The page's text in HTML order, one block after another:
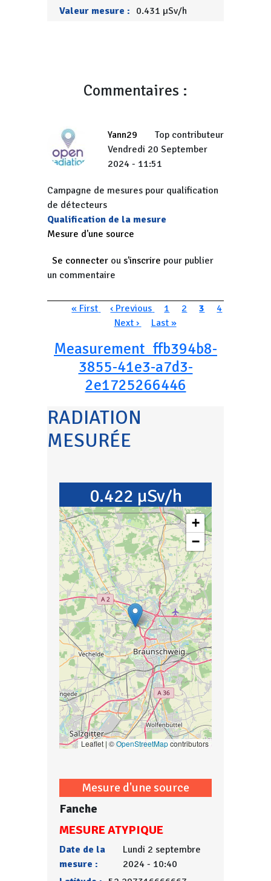
Valeur mesure : 0.431 µSv/h
Commentaires :
Yann29
Top contributeur
Vendredi 20 September
2024 - 11:51
Campagne de mesures pour qualification
de détecteurs
Qualification de la mesure
Mesure d'une source
Se connecter ou s'inscrire pour publier
un commentaire
Pagination
Première page
« First Page précédente
‹ Previous Page
1 Page
2 Page courante
3 Page
4
Page suivante
Next › Dernière page
Last »
Measurement_ffb394b8-
3855-41e3-a7d3-
2e1725266446
RADIATION
MESURÉE
0.422 µSv/h
+
−
Leaflet | ©OpenStreetMapcontributors
Mesure d'une source
Fanche
MESURE ATYPIQUE
Date de la
mesure :
Lundi 2 septembre
2024 - 10:40